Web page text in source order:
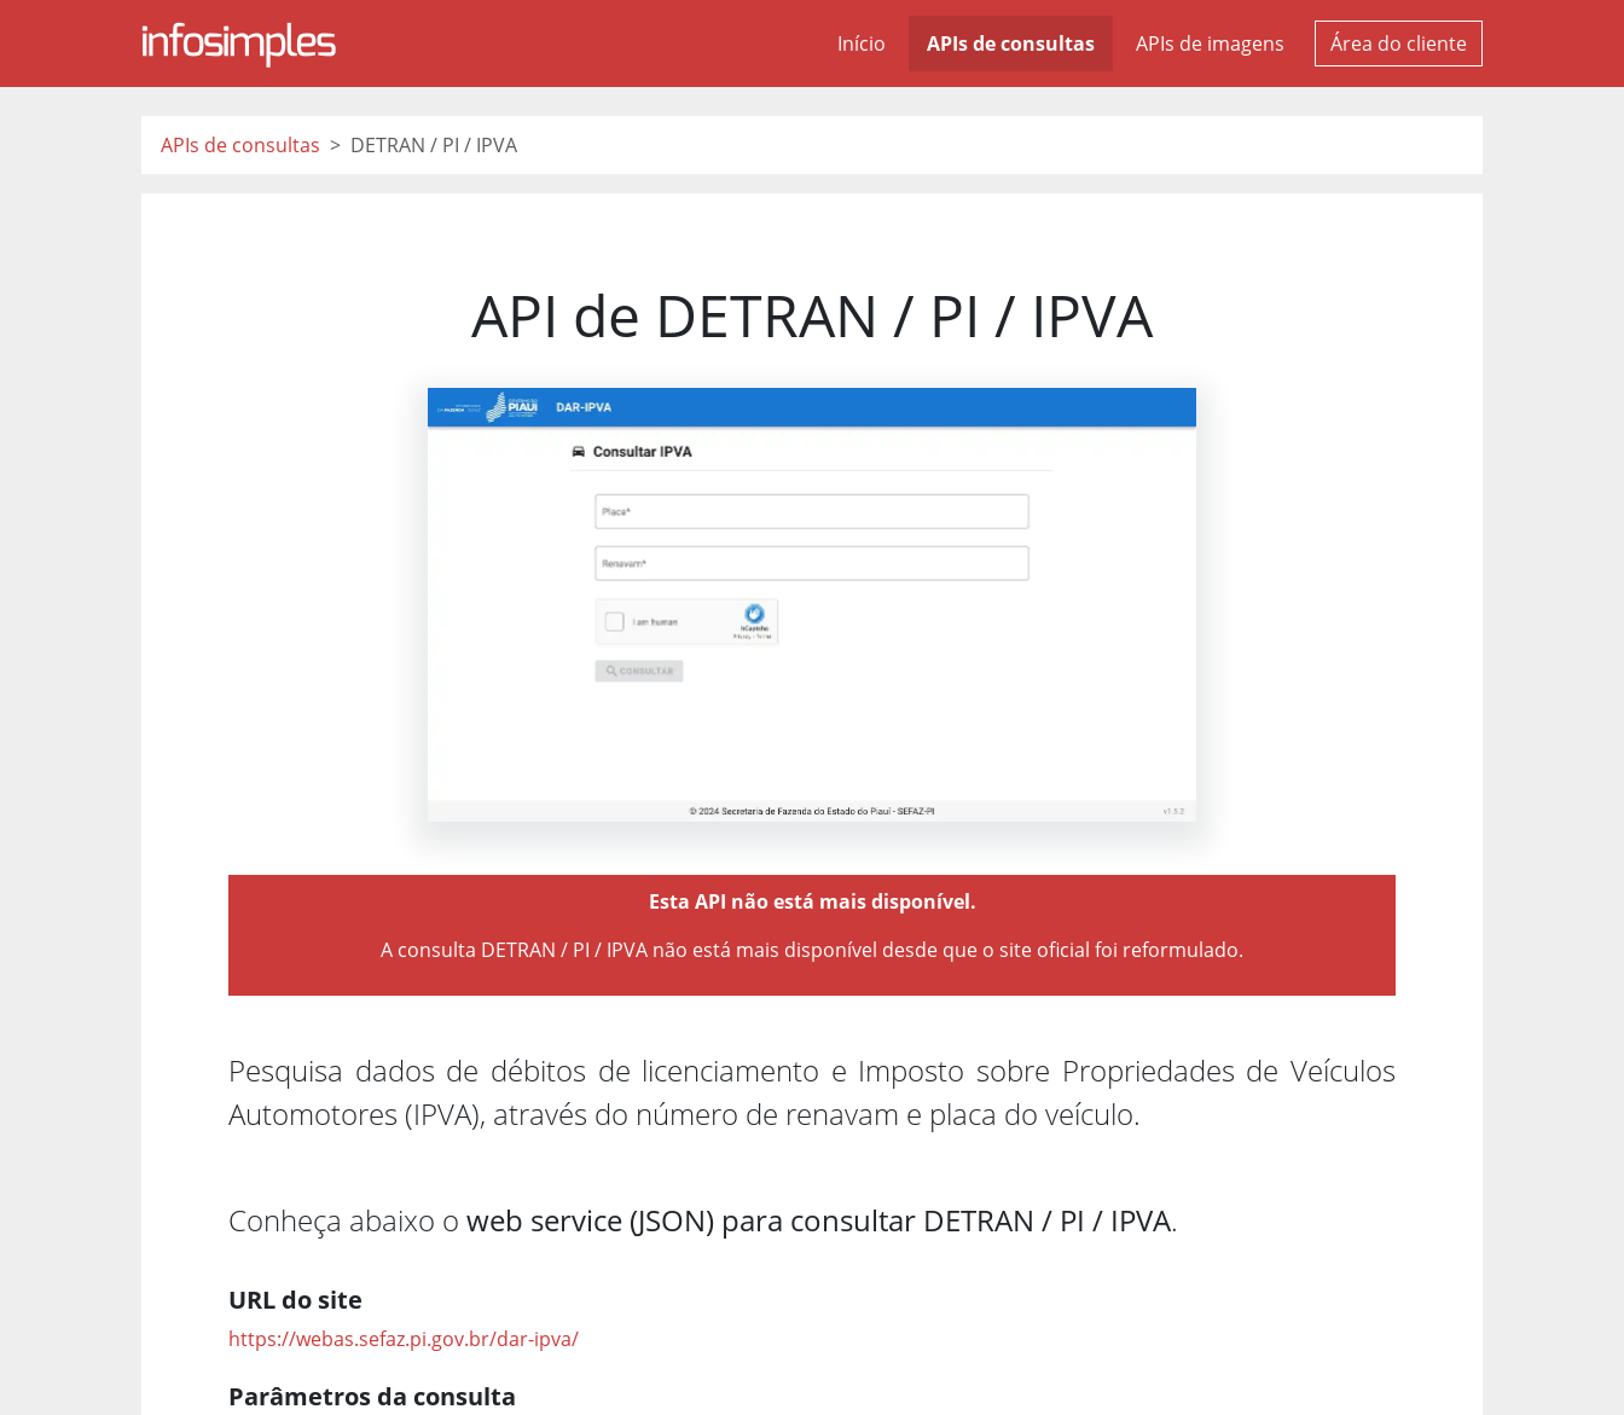
Início APIs de consultas APIs de imagens Área do cliente
APIs de consultas DETRAN / PI / IPVA
API de DETRAN / PI / IPVA
Esta API não está mais disponível.
A consulta DETRAN / PI / IPVA não está mais disponível desde que o site oficial foi reformulado.
Pesquisa dados de débitos de licenciamento e Imposto sobre Propriedades de Veículos
Automotores (IPVA), através do número de renavam e placa do veículo.
Conheça abaixo o web service (JSON) para consultar DETRAN / PI / IPVA.
URL do site
https://webas.sefaz.pi.gov.br/dar-ipva/
Parâmetros da consulta